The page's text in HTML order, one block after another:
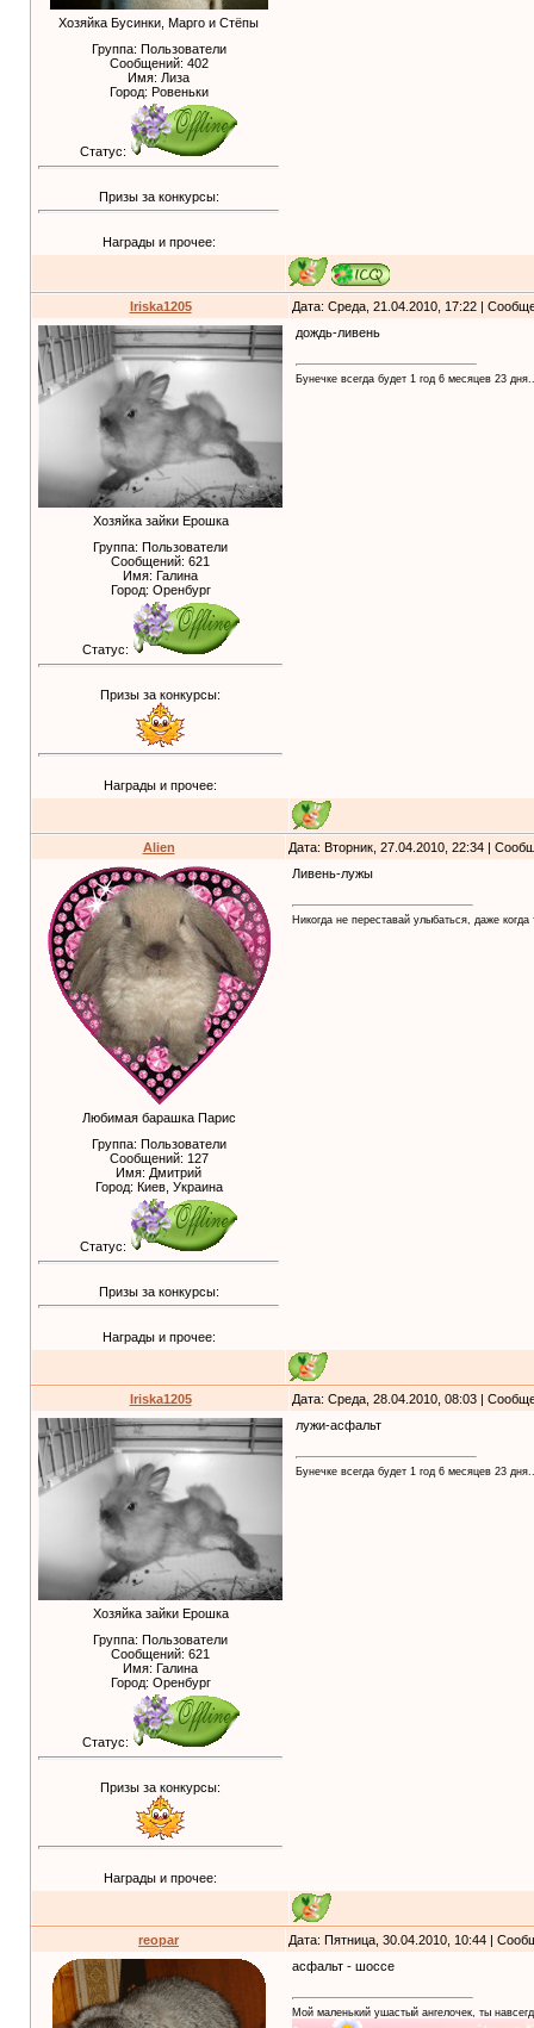
Хозяйка Бусинки, Марго и Стёпы
Группа: Пользователи
Сообщений: 402
Имя: Лиза
Город: Ровеньки
Статус:
Призы за конкурсы:
Награды и прочее:
Iriska1205 Дата: Среда, 21.04.2010, 17:22 |
Хозяйка зайки Ерошка
Группа: Пользователи
Сообщений: 621
Имя: Галина
Город: Оренбург
Статус:
Призы за конкурсы:
Награды и прочее:
дождь-ливень
Бунечке всегда будет 1 год 6 месяцев 23
Alien Дата: Вторник, 27.04.2010, 22:34 |
Любимая барашка Парис
Группа: Пользователи
Сообщений: 127
Имя: Дмитрий
Город: Киев, Украина
Статус:
Призы за конкурсы:
Награды и прочее:
Ливень-лужы
Никогда не переставай улыбаться, даже
Iriska1205 Дата: Среда, 28.04.2010, 08:03 |
Хозяйка зайки Ерошка
Группа: Пользователи
Сообщений: 621
Имя: Галина
Город: Оренбург
Статус:
Призы за конкурсы:
Награды и прочее:
лужи-асфальт
Бунечке всегда будет 1 год 6 месяцев 23
reopar
Дата: Пятница, 30.04.2010, 10:44 |
асфальт - шоссе
Мой маленький ушастый ангелочек, ты